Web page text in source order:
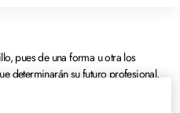
pues de una forma u otra los
determinarán su futuro profesional.
de oferta educativa, por lo que